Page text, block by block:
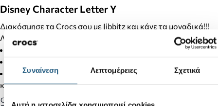
Συναίνεση Λεπτομέρειες Σχετικά
Disney Character Letter Y
Διακόσμησε τα Crocs σου με Jibbitz και κάνε τα μοναδικά!!!
Λεπτομέρειες Προϊόντος:
Στα προϊόντα της κατηγορίας Jibbitz δεν γίνονται αλλαγές
και επιστροφές.
Gender: